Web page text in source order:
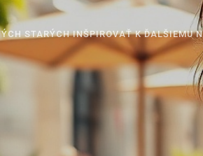
STARÝCH INŠPIROVAŤ K